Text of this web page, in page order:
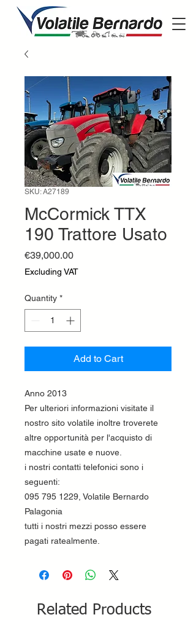
SKU: A27189
McCormick TTX
190 Trattore Usato
€39,000.00Price
Excluding VAT
Quantity *
Add to Cart
Anno 2013
Per ulteriori informazioni visitate il
nostro sito volatile inoltre troverete
altre opportunità per l'acquisto di
macchine usate e nuove.
i nostri contatti telefonici sono i
seguenti:
095 795 1229, Volatile Bernardo
Palagonia
tutti i nostri mezzi posso essere
pagati ratealmente.
Related Products